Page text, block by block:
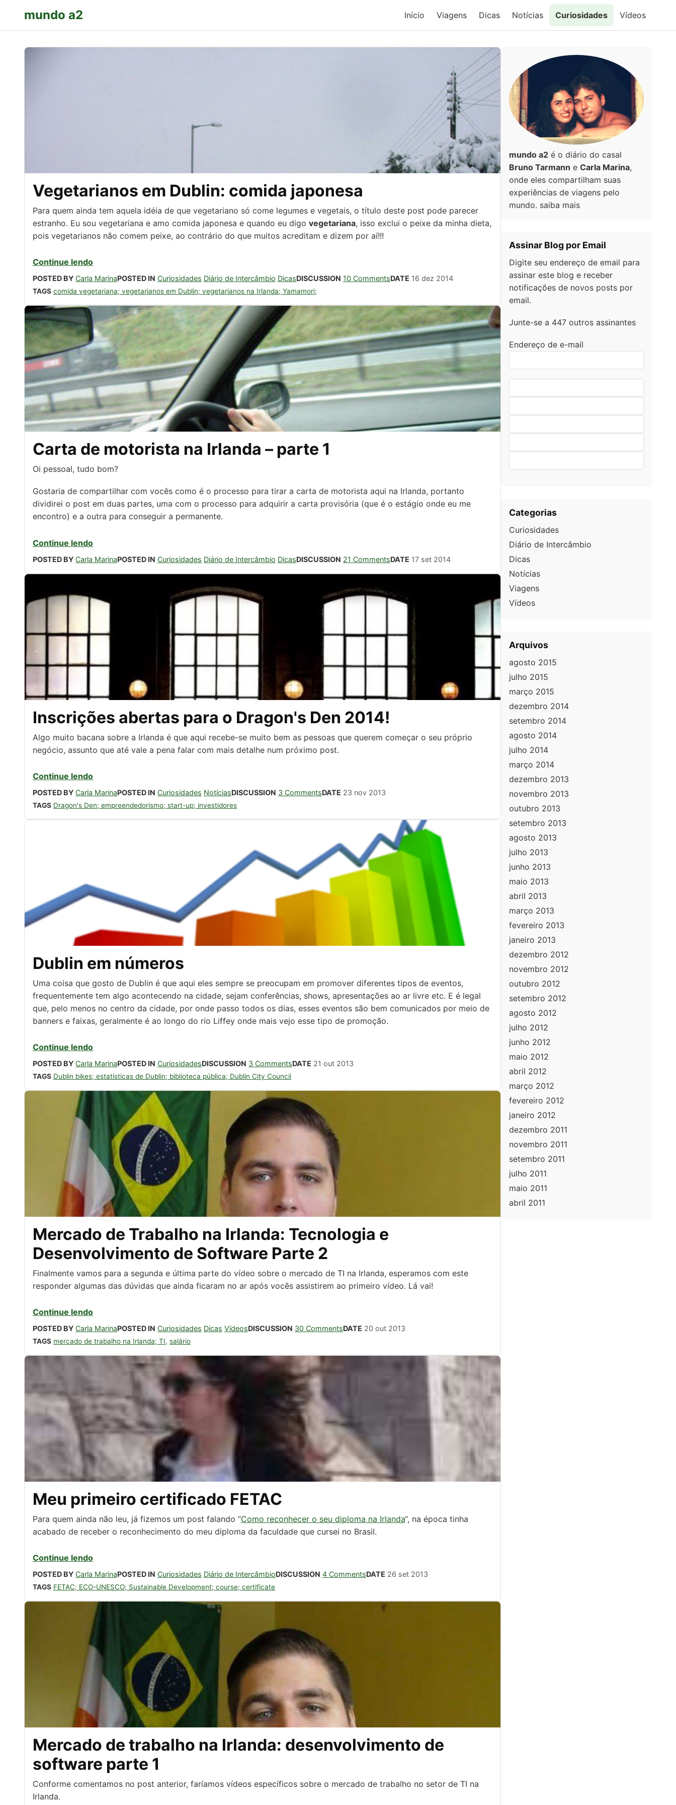
mundo a2 Início Viagens Dicas Notícias Curiosidades Vídeos
Eu na minha visita ao Brasil em 2013 comendo comida japonesa
Vegetarianos em Dublin: comida japonesa
Para quem ainda tem aquela idéia de que vegetariano só come legumes e vegetais, o título deste post pode parecer
estranho. Eu sou vegetariana e amo comida japonesa e quando eu digo vegetariana, isso exclui o peixe da minha dieta,
pois vegetarianos não comem peixe, ao contrário do que muitos acreditam e dizem por aí!!!
Continue lendo
POSTED BY Carla MarinaPOSTED IN Curiosidades Diário de Intercâmbio DicasDISCUSSION 10 CommentsDATE 16 dez 2014
TAGS comida vegetariana; vegetarianos em Dublin; vegetarianos na Irlanda; Yamamori;
Carta de motorista na Irlanda – parte 1
Oi pessoal, tudo bom?
Gostaria de compartilhar com vocês como é o processo para tirar a carta de motorista aqui na Irlanda, portanto
dividirei o post em duas partes, uma com o processo para adquirir a carta provisória (que é o estágio onde eu me
encontro) e a outra para conseguir a permanente.
Continue lendo
POSTED BY Carla MarinaPOSTED IN Curiosidades Diário de Intercâmbio DicasDISCUSSION 21 CommentsDATE 17 set 2014
Inscrições abertas para o Dragon's Den 2014!
Algo muito bacana sobre a Irlanda é que aqui recebe-se muito bem as pessoas que querem começar o seu próprio
negócio, assunto que até vale a pena falar com mais detalhe num próximo post.
Continue lendo
POSTED BY Carla MarinaPOSTED IN Curiosidades NotíciasDISCUSSION 3 CommentsDATE 23 nov 2013
TAGS Dragon's Den; empreendedorismo; start-up; investidores
Dublin em números
Uma coisa que gosto de Dublin é que aqui eles sempre se preocupam em promover diferentes tipos de eventos,
frequentemente tem algo acontecendo na cidade, sejam conferências, shows, apresentações ao ar livre etc. E é legal
que, pelo menos no centro da cidade, por onde passo todos os dias, esses eventos são bem comunicados por meio de
banners e faixas, geralmente é ao longo do rio Liffey onde mais vejo esse tipo de promoção.
Continue lendo
POSTED BY Carla MarinaPOSTED IN CuriosidadesDISCUSSION 3 CommentsDATE 21 out 2013
TAGS Dublin bikes; estatísticas de Dublin; biblioteca pública; Dublin City Council
Mercado de Trabalho na Irlanda: Tecnologia e
Desenvolvimento de Software Parte 2
Finalmente vamos para a segunda e última parte do vídeo sobre o mercado de TI na Irlanda, esperamos com este
responder algumas das dúvidas que ainda ficaram no ar após vocês assistirem ao primeiro vídeo. Lá vai!
Continue lendo
POSTED BY Carla MarinaPOSTED IN Curiosidades Dicas VídeosDISCUSSION 30 CommentsDATE 20 out 2013
TAGS mercado de trabalho na Irlanda; TI, salário
Meu primeiro certificado FETAC
Para quem ainda não leu, já fizemos um post falando “Como reconhecer o seu diploma na Irlanda“, na época tinha
acabado de receber o reconhecimento do meu diploma da faculdade que cursei no Brasil.
Continue lendo
POSTED BY Carla MarinaPOSTED IN Curiosidades Diário de IntercâmbioDISCUSSION 4 CommentsDATE 26 set 2013
TAGS FETAC; ECO-UNESCO; Sustainable Development; course; certificate
Mercado de trabalho na Irlanda: desenvolvimento de
software parte 1
Conforme comentamos no post anterior, faríamos vídeos específicos sobre o mercado de trabalho no setor de TI na
Irlanda.
mundo a2 é o diário do casal
Bruno Tarmann e Carla Marina,
onde eles compartilham suas
experiências de viagens pelo
mundo. saiba mais
Assinar Blog por Email
Digite seu endereço de email para
assinar este blog e receber
notificações de novos posts por
email.
Junte-se a 447 outros assinantes
Endereço de e-mail
Categorias
Curiosidades
Diário de Intercâmbio
Dicas
Notícias
Viagens
Vídeos
Arquivos
agosto 2015
julho 2015
março 2015
dezembro 2014
setembro 2014
agosto 2014
julho 2014
março 2014
dezembro 2013
novembro 2013
outubro 2013
setembro 2013
agosto 2013
julho 2013
junho 2013
maio 2013
abril 2013
março 2013
fevereiro 2013
janeiro 2013
dezembro 2012
novembro 2012
outubro 2012
setembro 2012
agosto 2012
julho 2012
junho 2012
maio 2012
abril 2012
março 2012
fevereiro 2012
janeiro 2012
dezembro 2011
novembro 2011
setembro 2011
julho 2011
maio 2011
abril 2011